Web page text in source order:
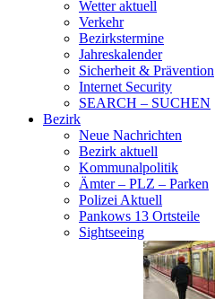
Wetter aktuell
Verkehr
Bezirkstermine
Jahreskalender
Sicherheit & Prävention
Internet Security
SEARCH – SUCHEN
Bezirk
Neue Nachrichten
Bezirk aktuell
Kommunalpolitik
Ämter – PLZ – Parken
Polizei Aktuell
Pankows 13 Ortsteile
Sightseeing